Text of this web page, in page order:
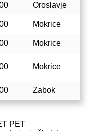
Oroslavje
Mokrice
Mokrice
Mokrice
Zabok
PET